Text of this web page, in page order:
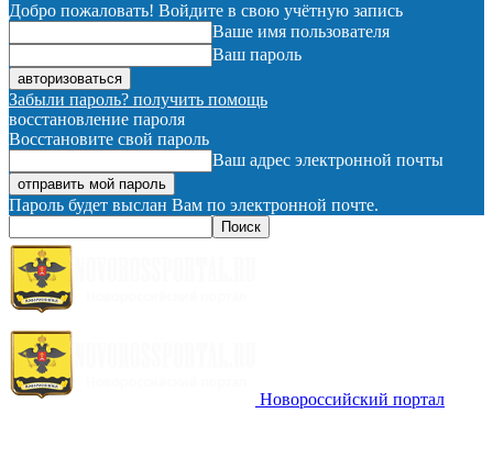
Добро пожаловать! Войдите в свою учётную запись
Ваше имя пользователя
Ваш пароль
Забыли пароль? получить помощь
восстановление пароля
Восстановите свой пароль
Ваш адрес электронной почты
Пароль будет выслан Вам по электронной почте.
Новороссийский портал